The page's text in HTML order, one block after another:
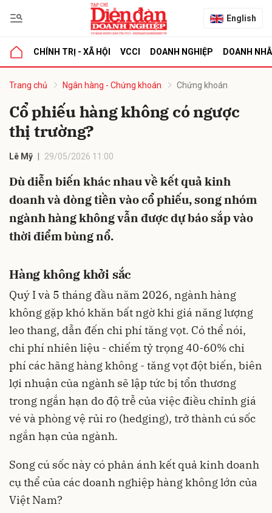
English
CHÍNH TRỊ - XÃ HỘI VCCI DOANH NGHIỆP DOANH
Trang chủ Ngân hàng - Chứng khoán Chứng khoán
Cổ phiếu hàng không có ngược
thị trường?
Lê Mỹ 29/05/2026 11:00
Dù diễn biến khác nhau về kết quả kinh
doanh và dòng tiền vào cổ phiếu, song nhóm
ngành hàng không vẫn được dự báo sắp vào
thời điểm bùng nổ.
Hàng không khởi sắc
Quý I và 5 tháng đầu năm 2026, ngành hàng
không gặp khó khăn bất ngờ khi giá năng lượng
leo thang, dẫn đến chi phí tăng vọt. Có thể nói,
chi phí nhiên liệu - chiếm tỷ trọng 40-60% chi
phí các hãng hàng không - tăng vọt đột biến, biên
lợi nhuận của ngành sẽ lập tức bị tổn thương
trong ngắn hạn do độ trễ của việc điều chỉnh giá
vé và phòng vệ rủi ro (hedging), trở thành cú sốc
ngắn hạn của ngành.
Song cú sốc này có phản ánh kết quả kinh doanh
cụ thể của các doanh nghiệp hàng không lớn của
Việt Nam?
luận
Hủy